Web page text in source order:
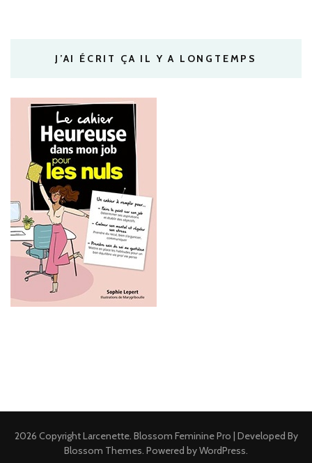
J’AI ÉCRIT ÇA IL Y A LONGTEMPS
2026 CopyrightLarcenette. Blossom Feminine Pro | Developed By
Blossom Themes. Powered byWordPress.